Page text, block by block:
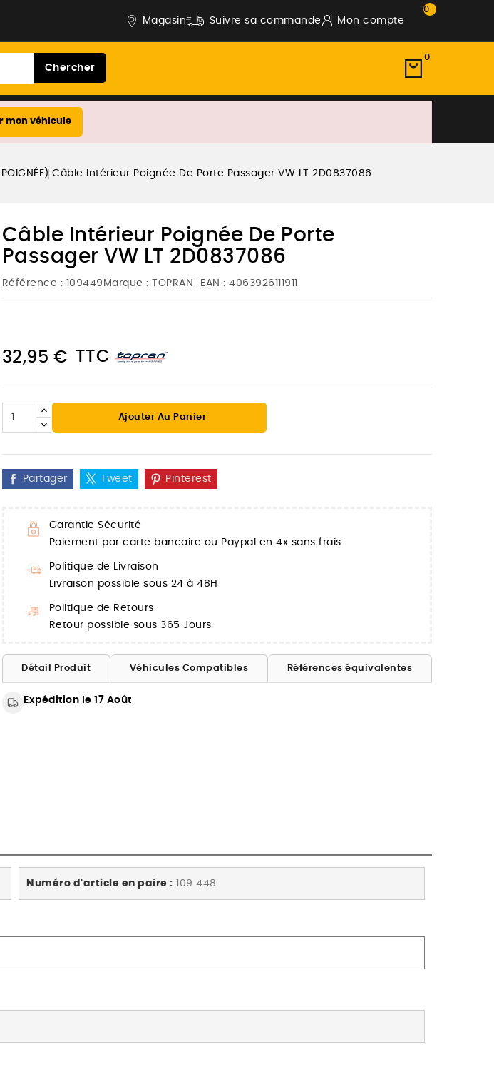
Magasin Suivre sa commande Mon compte
0
Chercher
0
mon véhicule
Câble Intérieur Poignée De Porte Passager VW LT 2D0837086
Câble Intérieur Poignée De Porte
Passager VW LT 2D0837086
Référence : 109449 Marque : TOPRAN EAN : 4063926111911
32,95 € TTC
Ajouter Au Panier
Partager Tweet Pinterest
Garantie Sécurité
Paiement par carte bancaire ou Paypal en 4x sans frais
Politique de Livraison
Livraison possible sous 24 à 48H
Politique de Retours
Retour possible sous 365 Jours
Détail Produit Véhicules Compatibles Références équivalentes
Expédition le 17 Août
Numéro d'article en paire : 109 448